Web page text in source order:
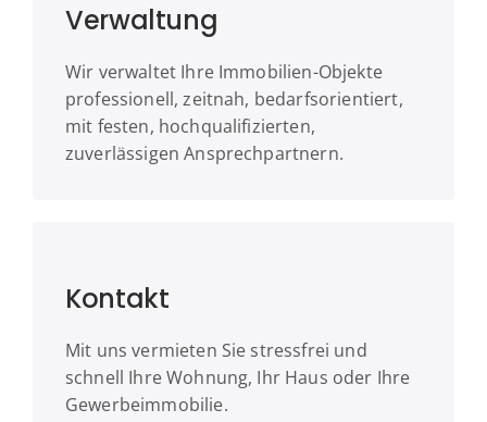
Verwaltung
Wir verwaltet Ihre Immobilien-Objekte
professionell, zeitnah, bedarfsorientiert,
mit festen, hochqualifizierten,
zuverlässigen Ansprechpartnern.
Kontakt
Mit uns vermieten Sie stressfrei und
schnell Ihre Wohnung, Ihr Haus oder Ihre
Gewerbeimmobilie.